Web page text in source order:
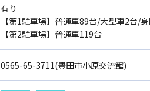
有り
【第1駐車場】普通車89台/大型車2台/
【第2駐車場】普通車119台
0565-65-3711(豊田市小原交流館)